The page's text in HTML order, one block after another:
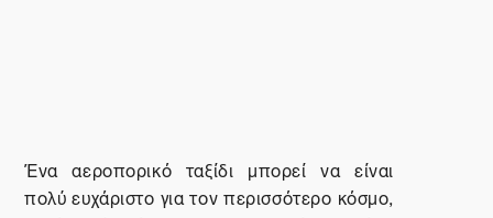
Ένα αεροπορικό ταξίδι μπορεί να είναι
πολύ ευχάριστο για τον περισσότερο κόσμο,